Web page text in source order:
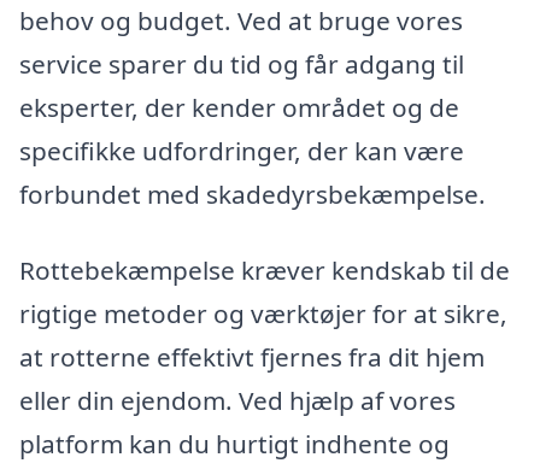
behov og budget. Ved at bruge vores
service sparer du tid og får adgang til
eksperter, der kender området og de
specifikke udfordringer, der kan være
forbundet med skadedyrsbekæmpelse.
Rottebekæmpelse kræver kendskab til de
rigtige metoder og værktøjer for at sikre,
at rotterne effektivt fjernes fra dit hjem
eller din ejendom. Ved hjælp af vores
platform kan du hurtigt indhente og